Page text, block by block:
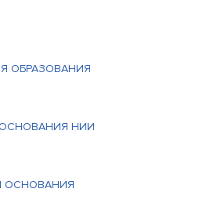
ОБРАЗОВАНИЯ
ОСНОВАНИЯ НИИ
ОСНОВАНИЯ